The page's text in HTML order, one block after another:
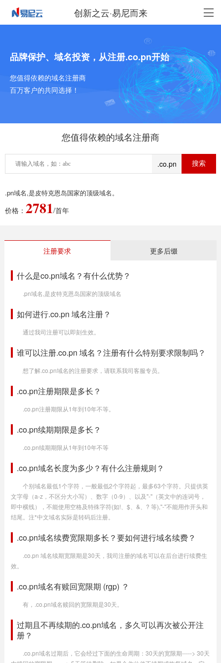
创新之云·易尼而来
品牌保护、域名投资，从注册.co.pn开始
您值得依赖的域名注册商
百万客户的共同选择！
您值得依赖的域名注册商
.co.pn
.pn域名,是皮特克恩岛国家的顶级域名。
价格： 2781/首年
注册要求 更多后缀
什么是co.pn域名？有什么优势？
.pn域名,是皮特克恩岛国家的顶级域名
如何进行.co.pn 域名注册？
通过我司注册可以即刻生效。
谁可以注册.co.pn 域名？注册有什么特别要求限制吗？
想了解.co.pn域名的注册要求，请联系我司客服专员。
.co.pn注册期限是多长？
.co.pn注册期限从1年到10年不等。
.co.pn续期期限是多长？
.co.pn续期期限从1年到10年不等
.co.pn域名长度为多少？有什么注册规则？
个别域名最低1个字符，一般最低2个字符起，最多63个字符。只提供英
文字母（a-z，不区分大小写）、数字（0-9）、以及"-"（英文中的连词号，
即中横线），不能使用空格及特殊字符(如!、$、&、? 等),"-"不能用作开头和
结尾。注*中文域名实际是转码后注册。
.co.pn域名续费宽限期多长？要如何进行域名续费？
.co.pn 域名续期宽限期是30天，我司注册的域名可以在后台进行续费生
效。
.co.pn域名有赎回宽限期 (rgp) ？
有，.co.pn域名赎回的宽限期是30天。
过期且不再续期的.co.pn域名，多久可以再次被公开注
册？
.co.pn域名过期后，它会经过下面的生命周期：30天的宽限期-----> 30天